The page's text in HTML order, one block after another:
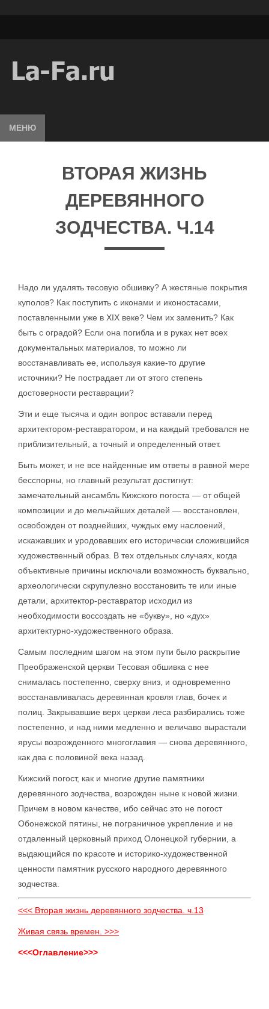
МЕНЮ
ВТОРАЯ ЖИЗНЬ
ДЕРЕВЯННОГО
ЗОДЧЕСТВА. Ч.14
Надо ли удалять тесовую обшивку? А жестяные покрытия
куполов? Как поступить с иконами и иконостасами,
поставленными уже в XIX веке? Чем их заменить? Как
быть с оградой? Если она погибла и в руках нет всех
документальных материалов, то можно ли
восстанавливать ее, используя какие-то другие
источники? Не пострадает ли от этого степень
достоверности реставрации?
Эти и еще тысяча и один вопрос вставали перед
архитектором-реставратором, и на каждый требовался не
приблизительный, а точный и определенный ответ.
Быть может, и не все найденные им ответы в равной мере
бесспорны, но главный результат достигнут:
замечательный ансамбль Кижского погоста — от общей
композиции и до мельчайших деталей — восстановлен,
освобожден от позднейших, чуждых ему наслоений,
искажавших и уродовавших его исторически сложившийся
художественный образ. В тех отдельных случаях, когда
объективные причины исключали возможность буквально,
археологически скрупулезно восстановить те или иные
детали, архитектор-реставратор исходил из
необходимости воссоздать не «букву», но «дух»
архитектурно-художественного образа.
Самым последним шагом на этом пути было раскрытие
Преображенской церкви Тесовая обшивка с нее
снималась постепенно, сверху вниз, и одновременно
восстанавливалась деревянная кровля глав, бочек и
полиц. Закрывавшие верх церкви леса разбирались тоже
постепенно, и над ними медленно и величаво вырастали
ярусы возрожденного многоглавия — снова деревянного,
как два с половиной века назад.
Кижский погост, как и многие другие памятники
деревянного зодчества, возрожден ныне к новой жизни.
Причем в новом качестве, ибо сейчас это не погост
Обонежской пятины, не пограничное укрепление и не
отдаленный церковный приход Олонецкой губернии, а
выдающийся по красоте и историко-художественной
ценности памятник русского народного деревянного
зодчества.
<<< Вторая жизнь деревянного зодчества. ч.13
Живая связь времен. >>>
<<<Оглавление>>>